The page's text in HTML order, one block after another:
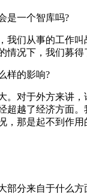
是一个智库吗?
我们从事的工作
况下，我们募
样的影响?
。对于外方来讲
超越了经济方面
，那是起不到作用
部分来自于什么方